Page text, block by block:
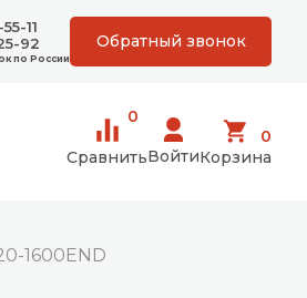
11
92
по России
Обратный звонок
0
СравнитьВойти
0
Корзина
1600END